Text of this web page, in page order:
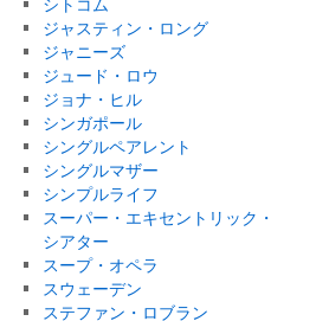
ジャスティン・ロング
ジャニーズ
ジュード・ロウ
ジョナ・ヒル
シンガポール
シングルペアレント
シングルマザー
シンプルライフ
スーパー・エキセントリック・
シアター
スープ・オペラ
スウェーデン
ステファン・ロブラン